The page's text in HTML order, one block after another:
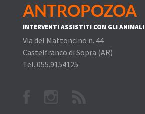
ANTROPOZOA
INTERVENTI ASSISTITI CON GLI ANIMALI
Via del Mattoncino n. 44
Castelfranco di Sopra (AR)
Tel. 055.9154125